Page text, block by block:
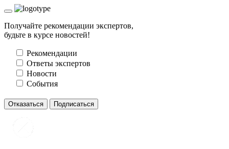
Получайте рекомендации экспертов,
будьте в курсе новостей!
Рекомендации
Ответы экспертов
Новости
События
Отказаться Подписаться